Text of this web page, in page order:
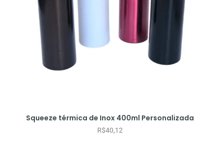
Squeeze térmica de Inox 400ml Personalizada
R$40,12